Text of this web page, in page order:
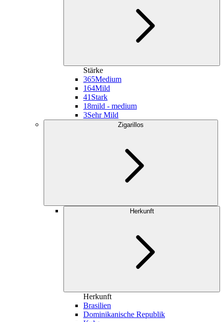
Stärke
365Medium
164Mild
41 Stark
18mild - medium
3Sehr Mild
Zigarillos
Herkunft
Herkunft
Brasilien
Dominikanische Republik